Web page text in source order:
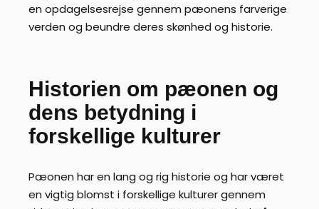
en opdagelsesrejse gennem pæonens farverige
verden og beundre deres skønhed og historie.
Historien om pæonen og
dens betydning i
forskellige kulturer
Pæonen har en lang og rig historie og har været
en vigtig blomst i forskellige kulturer gennem